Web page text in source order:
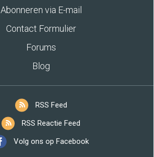
Abonneren via E-mail
Contact Formulier
Forums
Blog
RSS Feed
RSS Reactie Feed
Volg ons op Facebook